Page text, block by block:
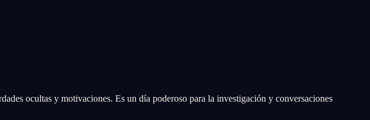
ocultas y motivaciones. Es un día poderoso para la investigación y conversaciones